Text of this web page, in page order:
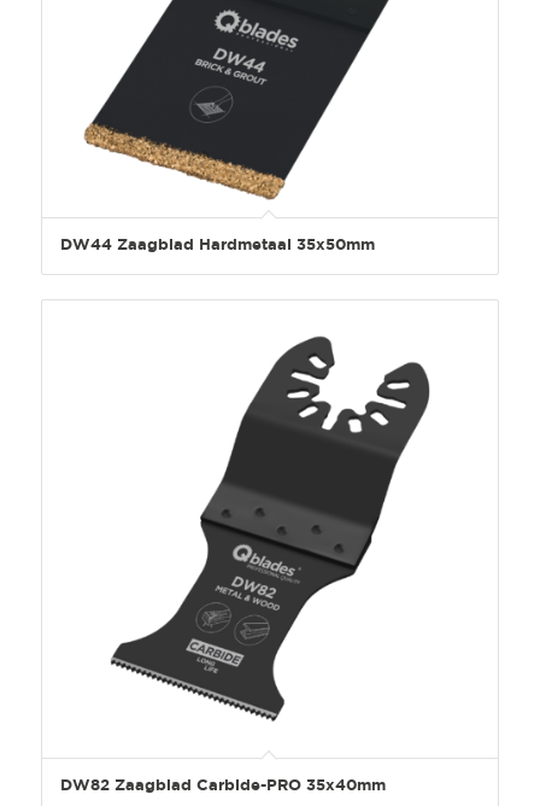
DW44 Zaagblad Hardmetaal 35x50mm
DW82 Zaagblad Carbide-PRO 35x40mm